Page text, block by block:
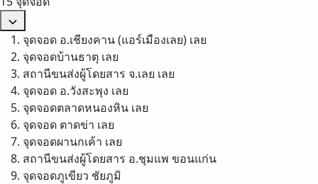
จุดจอด อ.เชียงคาน (แอร์เมืองเลย) เลย
จุดจอดบ้านธาตุ เลย
สถานีขนส่งผู้โดยสาร จ.เลย เลย
จุดจอด อ.วังสะพุง เลย
จุดจอดตลาดหนองหิน เลย
จุดจอด ตาดข่า เลย
จุดจอดผานกเค้า เลย
สถานีขนส่งผู้โดยสาร อ.ชุมแพ ขอนแก่น
จุดจอดภูเขียว ชัยภูมิ